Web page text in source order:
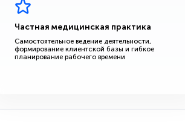
Частная медицинская практика
Самостоятельное ведение деятельности,
формирование клиентской базы и гибкое
планирование рабочего времени